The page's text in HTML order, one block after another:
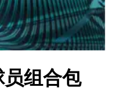
员组合包